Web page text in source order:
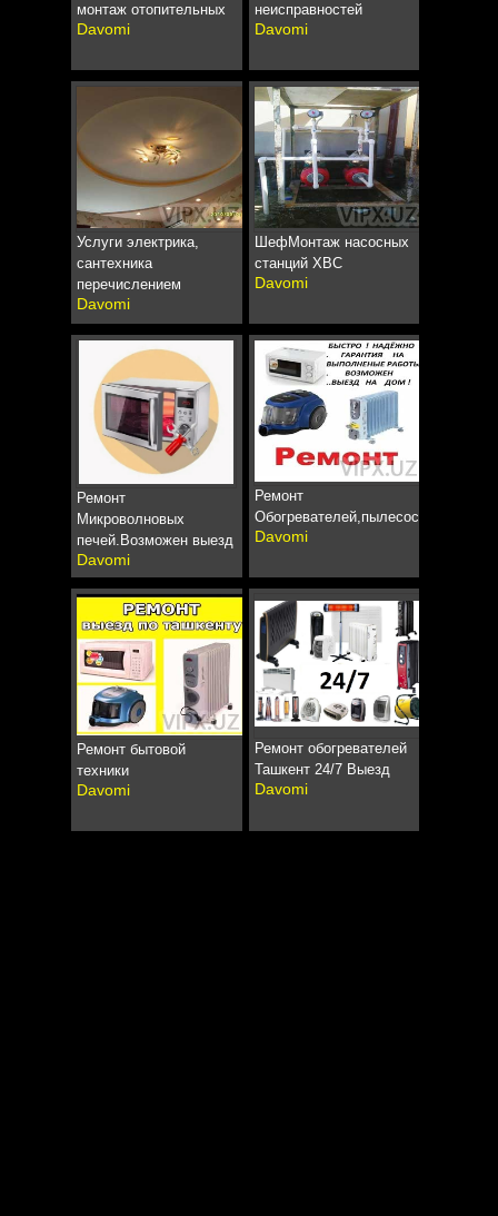
монтаж отопительных
Davomi
неисправностей
Davomi
Услуги электрика,
сантехника
перечислением
Davomi
ШефМонтаж насосных
станций ХВС
Davomi
Ремонт
Микроволновых
печей.Возможен выезд
Davomi
Ремонт
Davomi
Ремонт бытовой
техники
Davomi
Ремонт обогревателей
Ташкент 24/7 Выезд
Davomi